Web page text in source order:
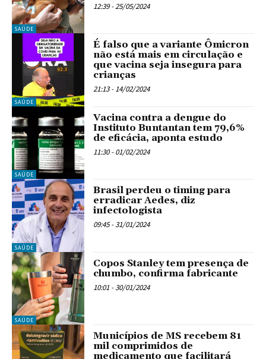
SAÚDE
12:39 - 25/05/2024
SAÚDE
É falso que a variante Ômicron
não está mais em circulação e
que vacina seja insegura para
crianças
21:13 - 14/02/2024
SAÚDE
Vacina contra a dengue do
Instituto Buntantan tem 79,6%
de eficácia, aponta estudo
11:30 - 01/02/2024
SAÚDE
Brasil perdeu o timing para
erradicar Aedes, diz
infectologista
09:45 - 31/01/2024
SAÚDE
Copos Stanley tem presença de
chumbo, confirma fabricante
10:01 - 30/01/2024
Municípios de MS recebem 81
mil comprimidos de
medicamento que facilitará